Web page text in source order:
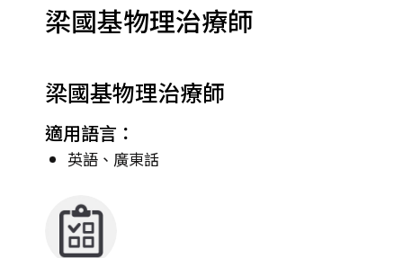
梁國基物理治療師
梁國基物理治療師
適用語言：
英語、廣東話